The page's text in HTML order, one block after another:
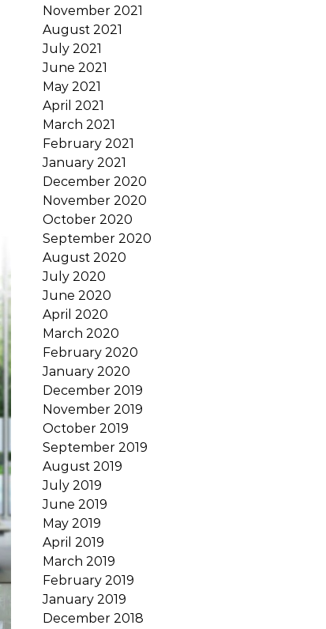
November 2021
August 2021
July 2021
June 2021
May 2021
April 2021
March 2021
February 2021
January 2021
December 2020
November 2020
October 2020
September 2020
August 2020
July 2020
June 2020
April 2020
March 2020
February 2020
January 2020
December 2019
November 2019
October 2019
September 2019
August 2019
July 2019
June 2019
May 2019
April 2019
March 2019
February 2019
January 2019
December 2018